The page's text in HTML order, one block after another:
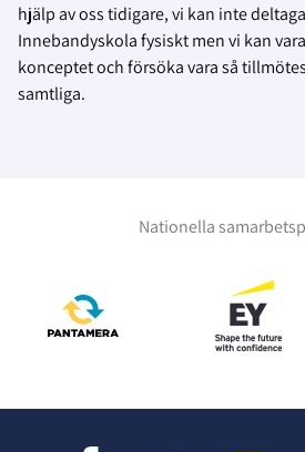
hjälp av oss tidigare, vi kan inte
Innebandyskola fysiskt men vi kan
konceptet och försöka vara så
samtliga.
Nationella